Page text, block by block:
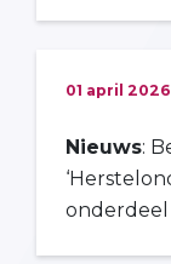
01 april 2026
Nieuws:
onderdeel